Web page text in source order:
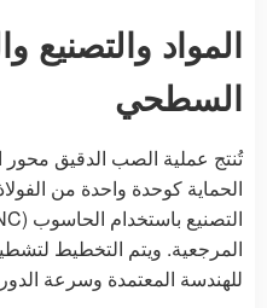
المواد والتصنيع
السطحي
تُنتج عملية الصب الدقيق
الحماية كوحدة واحدة من
المرجعية. ويتم التخطيط
للهندسة المعتمدة وسرعة